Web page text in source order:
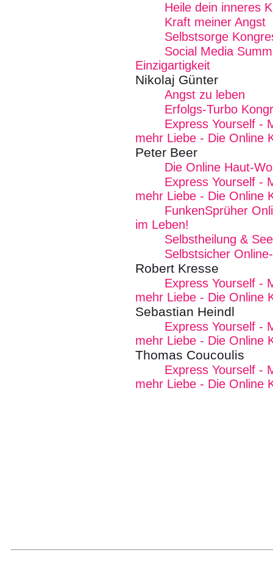
Heile dein inneres
Kraft meiner Angst
Selbstsorge
Social Media
Einzigartigkeit
Nikolaj Günter
Angst zu leben
Erfolgs-Turbo
Express Yourself -
mehr Liebe - Die Online
Peter Beer
Die Online Haut-
Express Yourself -
mehr Liebe - Die Online
FunkenSprüher
im Leben!
Selbstheilung &
Selbstsicher
Robert Kresse
Express Yourself -
mehr Liebe - Die Online
Sebastian Heindl
Express Yourself -
mehr Liebe - Die Online
Thomas Coucoulis
Express Yourself -
mehr Liebe - Die Online